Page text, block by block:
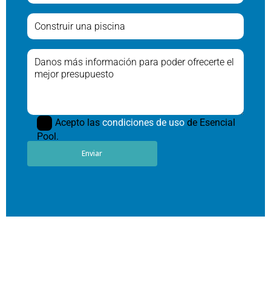
Acepto las condiciones de uso de Esencial
Pool.